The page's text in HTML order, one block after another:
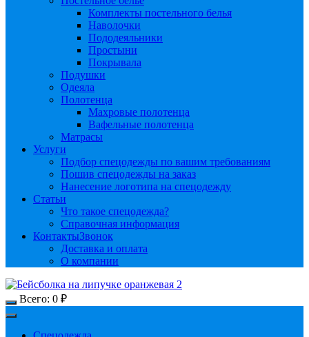
Комплекты постельного белья
Наволочки
Пододеяльники
Простыни
Покрывала
Подушки
Одеяла
Полотенца
Махровые полотенца
Вафельные полотенца
Матрасы
Услуги
Подбор спецодежды по вашим требованиям
Пошив спецодежды на заказ
Нанесение логотипа на спецодежду
Статьи
Что такое спецодежда?
Справочная информация
КонтактыЗвонок
Доставка и оплата
О компании
Всего: 0 ₽